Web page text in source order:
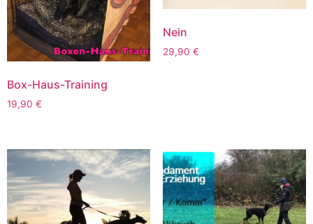
Box-Haus-Training
19,90 €
Nein
29,90 €